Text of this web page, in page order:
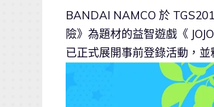
BANDAI NAMCO 於
險》為題材的益智遊戲《
已正式展開事前登錄活動，並